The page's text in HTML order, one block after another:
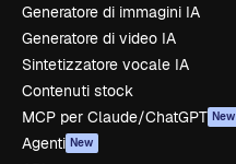
Generatore di immagini IA
Generatore di video IA
Sintetizzatore vocale IA
Contenuti stock
MCP per Claude/ChatGPT New
Agenti New